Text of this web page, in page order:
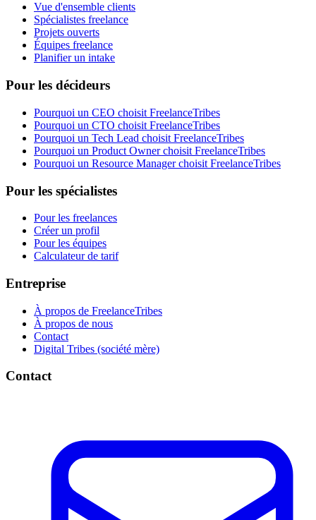
Vue d'ensemble clients
Spécialistes freelance
Projets ouverts
Équipes freelance
Planifier un intake
Pour les décideurs
Pourquoi un CEO choisit FreelanceTribes
Pourquoi un CTO choisit FreelanceTribes
Pourquoi un Tech Lead choisit FreelanceTribes
Pourquoi un Product Owner choisit FreelanceTribes
Pourquoi un Resource Manager choisit FreelanceTribes
Pour les spécialistes
Pour les freelances
Créer un profil
Pour les équipes
Calculateur de tarif
Entreprise
À propos de FreelanceTribes
À propos de nous
Contact
Digital Tribes (société mère)
Contact